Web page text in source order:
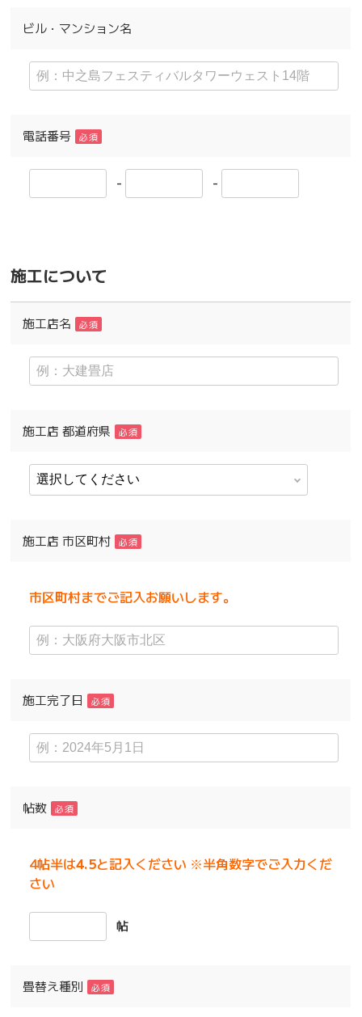
ビル・マンション名
電話番号 必須
- -
施工について
施工店名 必須
施工店 都道府県 必須
施工店 市区町村 必須
市区町村までご記入お願いします。
施工完了日 必須
帖数 必須
4帖半は4.5と記入ください ※半角数字でご入力くだ
さい
帖
畳替え種別 必須